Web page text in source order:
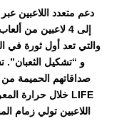
صداقاتهم الحميمة
اللاعبين تولي زمام